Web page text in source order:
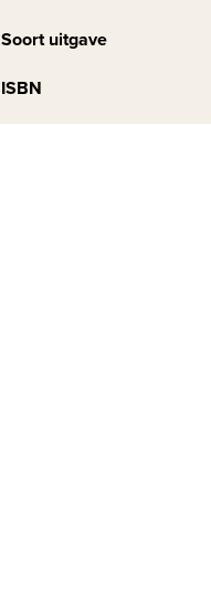
Soort uitgave
ISBN